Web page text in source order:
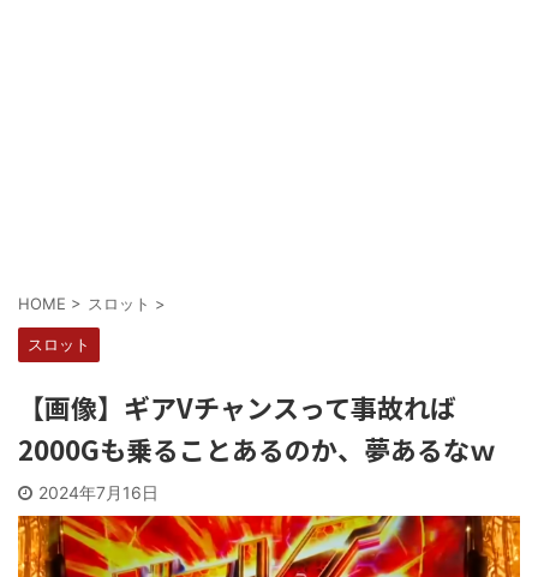
HOME > スロット >
スロット
【画像】ギアVチャンスって事故れば
2000Gも乗ることあるのか、夢あるなｗ
2024年7月16日